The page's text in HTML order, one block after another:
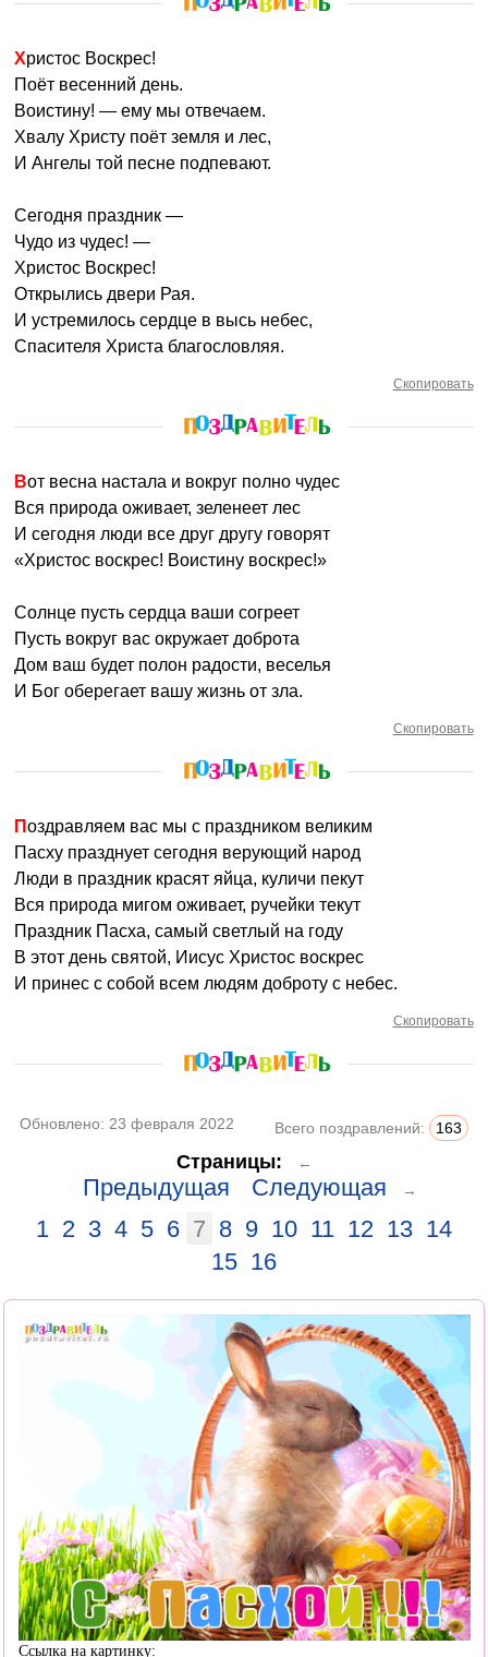
Христос Воскрес!
Поёт весенний день.
Воистину! — ему мы отвечаем.
Хвалу Христу поёт земля и лес,
И Ангелы той песне подпевают.
Сегодня праздник —
Чудо из чудес! —
Христос Воскрес!
Открылись двери Рая.
И устремилось сердце в высь небес,
Спасителя Христа благословляя.
Скопировать
Вот весна настала и вокруг полно чудес
Вся природа оживает, зеленеет лес
И сегодня люди все друг другу говорят
«Христос воскрес! Воистину воскрес!»
Солнце пусть сердца ваши согреет
Пусть вокруг вас окружает доброта
Дом ваш будет полон радости, веселья
И Бог оберегает вашу жизнь от зла.
Скопировать
Поздравляем вас мы с праздником великим
Пасху празднует сегодня верующий народ
Люди в праздник красят яйца, куличи пекут
Вся природа мигом оживает, ручейки текут
Праздник Пасха, самый светлый на году
В этот день святой, Иисус Христос воскрес
И принес с собой всем людям доброту с небес.
Скопировать
Обновлено: 23 февраля 2022 Всего поздравлений: 163
Страницы: ←
Предыдущая Следующая →
1 2 3 4 5 6 7 8 9 10 11 12 13 14
15 16
Ссылка на картинку: